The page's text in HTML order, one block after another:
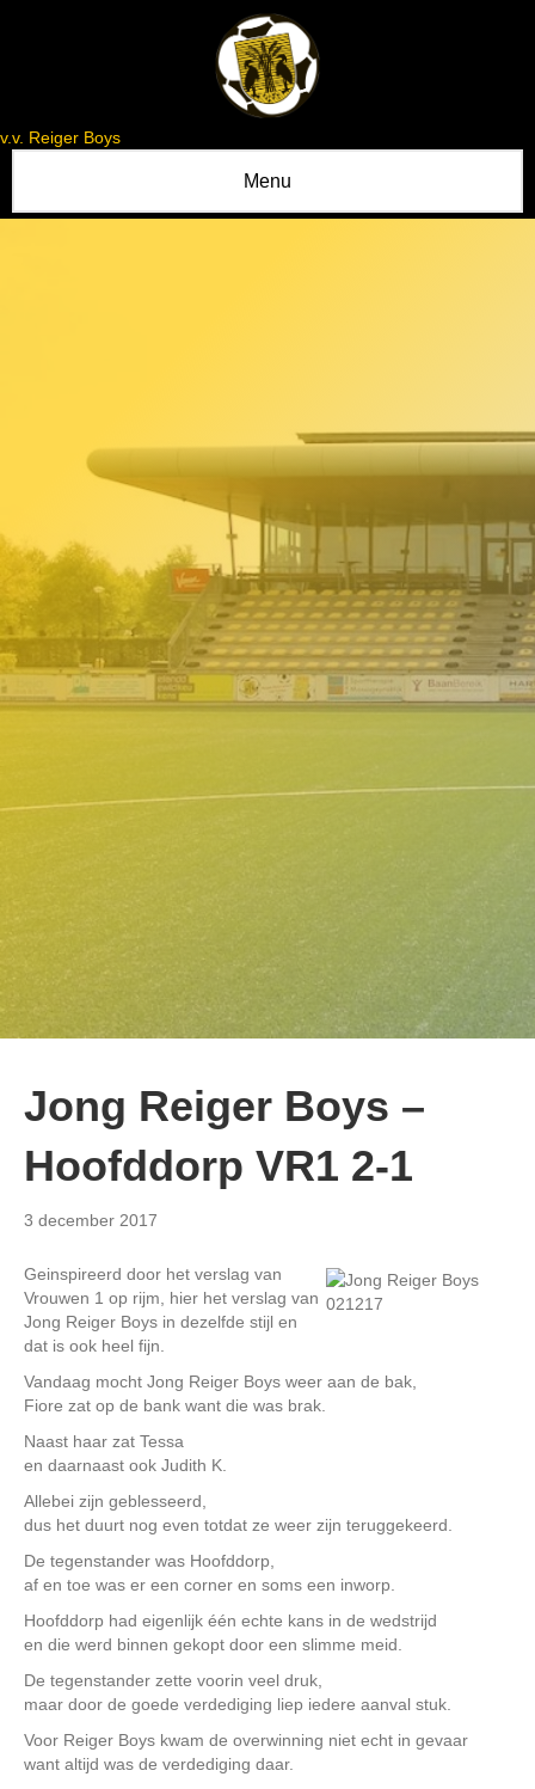
v.v. Reiger Boys
Menu
Jong Reiger Boys –
Hoofddorp VR1 2-1
3 december 2017
Geinspireerd door het verslag van
Vrouwen 1 op rijm, hier het verslag van
Jong Reiger Boys in dezelfde stijl en
dat is ook heel fijn.
Vandaag mocht Jong Reiger Boys weer aan de bak,
Fiore zat op de bank want die was brak.
Naast haar zat Tessa
en daarnaast ook Judith K.
Allebei zijn geblesseerd,
dus het duurt nog even totdat ze weer zijn teruggekeerd.
De tegenstander was Hoofddorp,
af en toe was er een corner en soms een inworp.
Hoofddorp had eigenlijk één echte kans in de wedstrijd
en die werd binnen gekopt door een slimme meid.
De tegenstander zette voorin veel druk,
maar door de goede verdediging liep iedere aanval stuk.
Voor Reiger Boys kwam de overwinning niet echt in gevaar
want altijd was de verdediging daar.